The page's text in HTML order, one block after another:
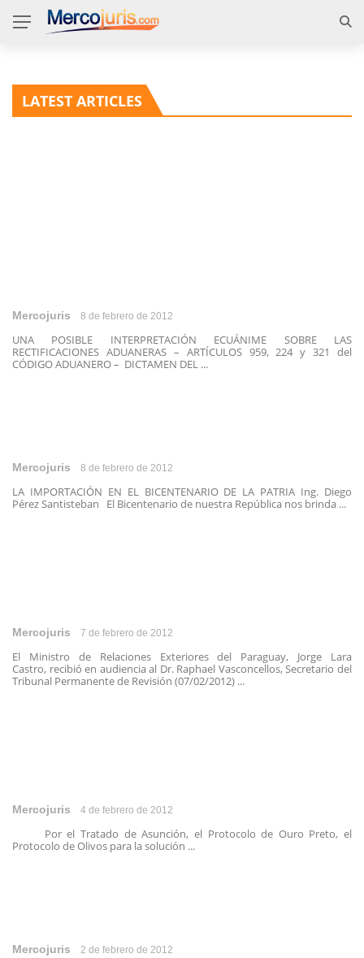
LATEST ARTICLES
Mercojuris 8 de febrero de 2012
UNA POSIBLE INTERPRETACIÓN ECUÁNIME SOBRE LAS
RECTIFICACIONES ADUANERAS – ARTÍCULOS 959, 224 y 321 del
CÓDIGO ADUANERO – DICTAMEN DEL ...
Mercojuris 8 de febrero de 2012
LA IMPORTACIÓN EN EL BICENTENARIO DE LA PATRIA Ing. Diego
Pérez Santisteban El Bicentenario de nuestra República nos brinda ...
Mercojuris 7 de febrero de 2012
El Ministro de Relaciones Exteriores del Paraguay, Jorge Lara
Castro, recibió en audiencia al Dr. Raphael Vasconcellos, Secretario del
Tribunal Permanente de Revisión (07/02/2012) ...
Mercojuris 4 de febrero de 2012
Por el Tratado de Asunción, el Protocolo de Ouro Preto, el
Protocolo de Olivos para la solución ...
Mercojuris 2 de febrero de 2012